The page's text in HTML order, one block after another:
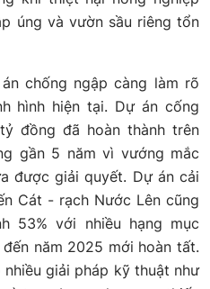
úng và vườn sầu riêng tổn
chống ngập càng làm rõ
hình hiện tại. Dự án cống
đồng đã hoàn thành trên
gần 5 năm vì vướng mắc
được giải quyết. Dự án cải
Cát - rạch Nước Lên cũng
53% với nhiều hạng mục
năm 2025 mới hoàn tất.
giải pháp kỹ thuật như